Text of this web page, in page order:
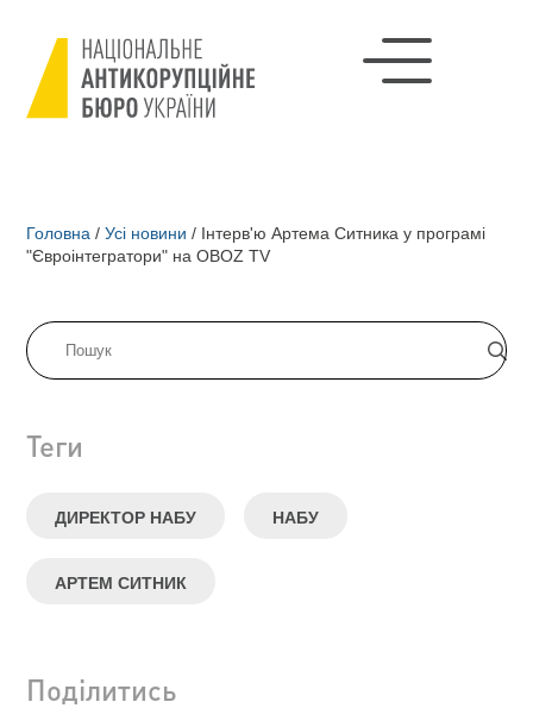
Головна / Усі новини / Інтерв'ю Артема Ситника у програмі
"Євроінтегратори" на OBOZ TV
Теги
ДИРЕКТОР НАБУ НАБУ
АРТЕМ СИТНИК
Поділитись